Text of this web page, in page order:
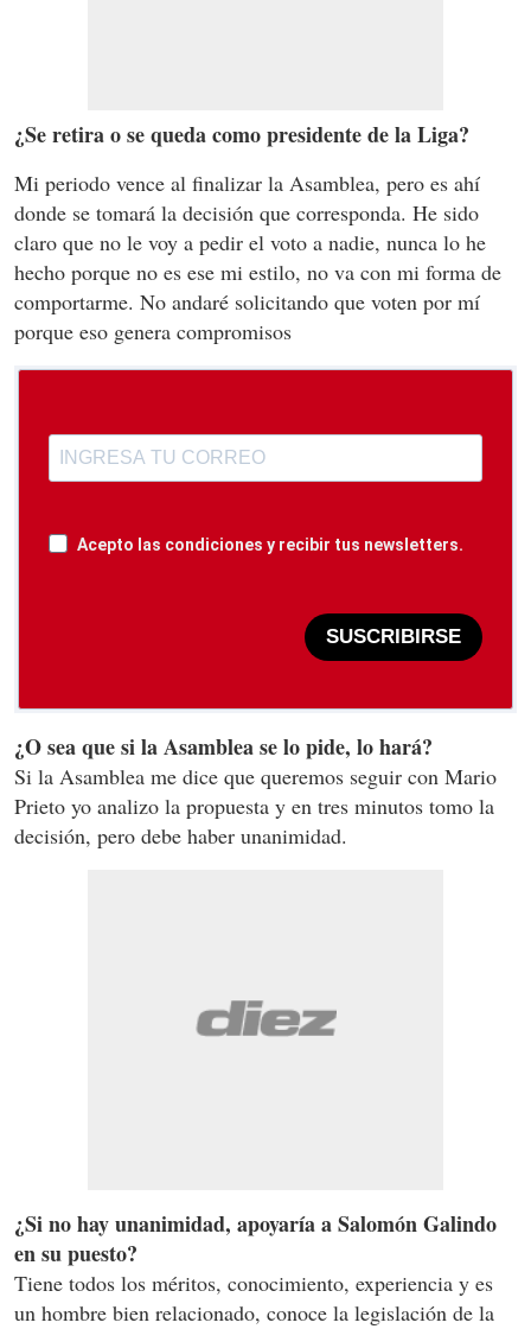
¿Se retira o se queda como presidente de la Liga?
Mi periodo vence al finalizar la Asamblea, pero es ahí
donde se tomará la decisión que corresponda. He sido
claro que no le voy a pedir el voto a nadie, nunca lo he
hecho porque no es ese mi estilo, no va con mi forma de
comportarme. No andaré solicitando que voten por mí
porque eso genera compromisos
Acepto las condiciones y recibir tus newsletters.
SUSCRIBIRSE
¿O sea que si la Asamblea se lo pide, lo hará?
Si la Asamblea me dice que queremos seguir con Mario
Prieto yo analizo la propuesta y en tres minutos tomo la
decisión, pero debe haber unanimidad.
¿Si no hay unanimidad, apoyaría a Salomón Galindo
en su puesto?
Tiene todos los méritos, conocimiento, experiencia y es
un hombre bien relacionado, conoce la legislación de la